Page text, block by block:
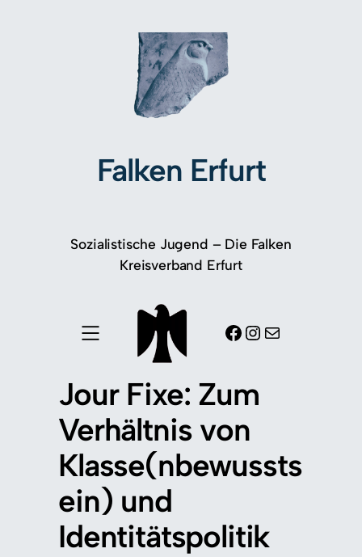
Falken Erfurt
Sozialistische Jugend – Die Falken
Kreisverband Erfurt
Facebook Instagram E-Mail
Jour Fixe: Zum
Verhältnis von
Klasse(nbewussts
ein) und
Identitätspolitik